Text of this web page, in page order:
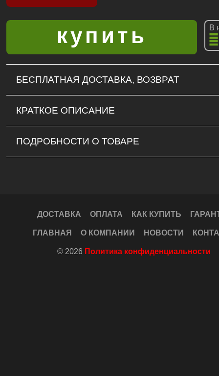
В
БЕСПЛАТНАЯ ДОСТАВКА, ВОЗВРАТ
КРАТКОЕ ОПИСАНИЕ
ПОДРОБНОСТИ О ТОВАРЕ
ДОСТАВКА ОПЛАТА КАК КУПИТЬ
ГЛАВНАЯ О КОМПАНИИ НОВОСТИ
© 2026 Политика конфиденциальности